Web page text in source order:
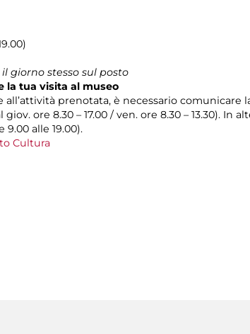
giorno stesso sul posto
la tua visita al museo
prenotata, è necessario comunicare
giov. ore 8.30 – 17.00 / ven. ore 8.30 – 13.30). In
alle 19.00).
Cultura